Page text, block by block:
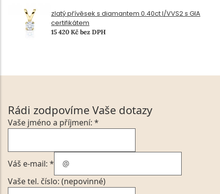
zlatý přívěsek s diamantem 0.40ct I/VVS2 s GIA
certifikátem
15 420 Kč bez DPH
Rádi zodpovíme Vaše dotazy
Vaše jméno a příjmení: *
Váš e-mail: *
Vaše tel. číslo: (nepovinné)